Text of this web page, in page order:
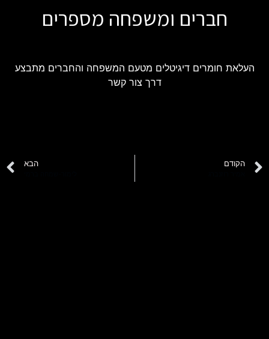
חברים ומשפחה מספרים
העלאת חומרים דיגיטלים מטעם המשפחה והחברים מתבצע
דרך צור קשר
הקודם הבא